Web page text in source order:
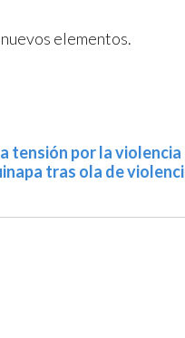
elementos.
tensión por la violencia
tras ola de